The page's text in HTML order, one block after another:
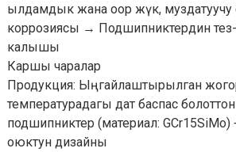
ылдамдык жана оор жүк, муздатуучу
коррозиясы → Подшипниктердин
калышы
Каршы чаралар
Продукция: Ыңгайлаштырылган
температурадагы дат баспас
подшипниктер (материал: GCr15SiMo)
оюктун дизайны